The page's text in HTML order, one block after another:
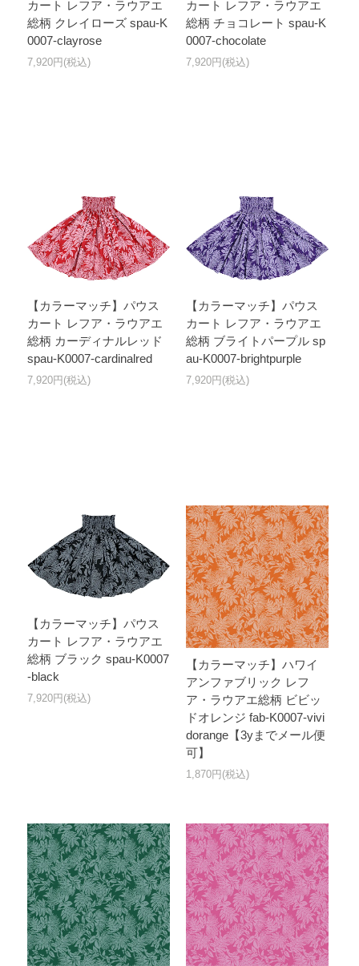
カート レフア・ラウアエ
総柄 クレイローズ spau-K
0007-clayrose
7,920円(税込)
カート レフア・ラウアエ
総柄 チョコレート spau-K
0007-chocolate
7,920円(税込)
【カラーマッチ】パウス
カート レフア・ラウアエ
総柄 カーディナルレッド
spau-K0007-cardinalred
7,920円(税込)
【カラーマッチ】パウス
カート レフア・ラウアエ
総柄 ブライトパープル sp
au-K0007-brightpurple
7,920円(税込)
【カラーマッチ】パウス
カート レフア・ラウアエ
総柄 ブラック spau-K0007
-black
7,920円(税込)
【カラーマッチ】ハワイ
アンファブリック レフ
ア・ラウアエ総柄 ビビッ
ドオレンジ fab-K0007-vivi
dorange【3yまでメール便
可】
1,870円(税込)